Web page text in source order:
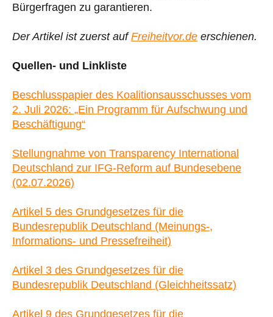
Bürgerfragen zu garantieren.
Der Artikel ist zuerst aufFreiheitvor.de erschienen.
Quellen- und Linkliste
Beschlusspapier des Koalitionsausschusses vom
2. Juli 2026: „Ein Programm für Aufschwung und
Beschäftigung“
Stellungnahme von Transparency International
Deutschland zur IFG-Reform auf Bundesebene
(02.07.2026)
Artikel 5 des Grundgesetzes für die
Bundesrepublik Deutschland (Meinungs-,
Informations- und Pressefreiheit)
Artikel 3 des Grundgesetzes für die
Bundesrepublik Deutschland (Gleichheitssatz)
Artikel 9 des Grundgesetzes für die